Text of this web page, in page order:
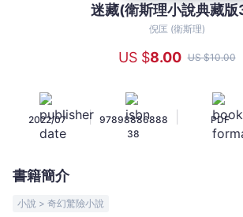
版
35)
迷藏(衛斯理小說典藏
倪匡 (衛斯理)
US $8.00 US $10.00
2022/07 | 97898886888
38
PDF
書籍簡介
小說 > 奇幻驚險小說